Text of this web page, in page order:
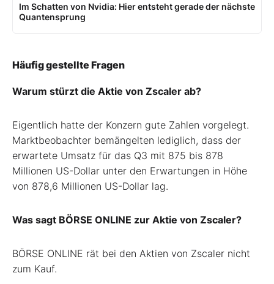
Im Schatten von Nvidia: Hier entsteht gerade der nächste
Quantensprung
Häufig gestellte Fragen
Warum stürzt die Aktie von Zscaler ab?
Eigentlich hatte der Konzern gute Zahlen vorgelegt.
Marktbeobachter bemängelten lediglich, dass der
erwartete Umsatz für das Q3 mit 875 bis 878
Millionen US-Dollar unter den Erwartungen in Höhe
von 878,6 Millionen US-Dollar lag.
Was sagt BÖRSE ONLINE zur Aktie von Zscaler?
BÖRSE ONLINE rät bei den Aktien von Zscaler nicht
zum Kauf.